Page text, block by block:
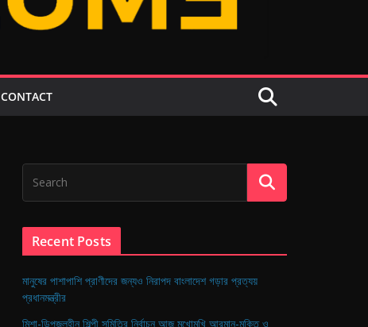
CONTACT
Recent Posts
মানুষের পাশাপাশি প্রাণীদের জন্যও নিরাপদ বাংলাদেশ গড়ার প্রত্যয়
প্রধানমন্ত্রীর
মিশা-ডিপজলহীন শিল্পী সমিতির নির্বাচন আজ মুখোমুখি আরমান-মুক্তি ও